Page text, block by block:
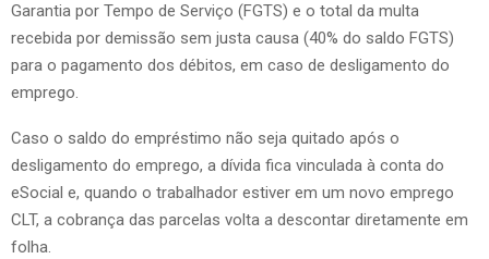
Garantia por Tempo de Serviço (FGTS) e o total da multa
recebida por demissão sem justa causa (40% do saldo FGTS)
para o pagamento dos débitos, em caso de desligamento do
emprego.
Caso o saldo do empréstimo não seja quitado após o
desligamento do emprego, a dívida fica vinculada à conta do
eSocial e, quando o trabalhador estiver em um novo emprego
CLT, a cobrança das parcelas volta a descontar diretamente em
folha.